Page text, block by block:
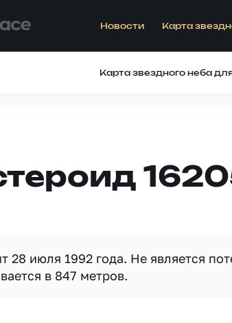
Новости Карта
Карта звездного неба
28 июля 1992 года. Не является
в 847 метров.